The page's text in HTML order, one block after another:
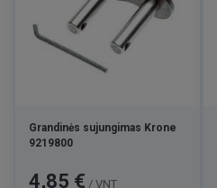
Grandinės sujungimas Krone
9219800
Kaina
4,85 € / VNT